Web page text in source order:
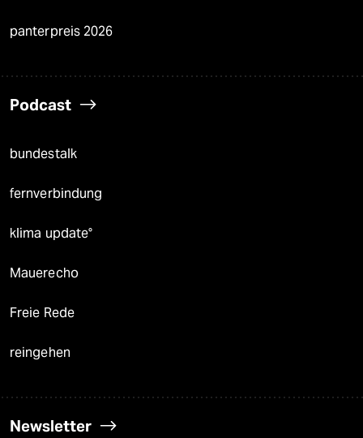
panterpreis 2026
Podcast
bundestalk
fernverbindung
klima update°
Mauerecho
Freie Rede
reingehen
Newsletter